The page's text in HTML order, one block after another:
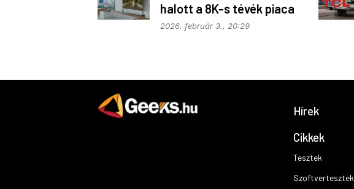
halott a 8K-s tévék piaca
2026. február 3., 20:29
Hírek
Cikkek
Tesztek
Szoftvertesztek